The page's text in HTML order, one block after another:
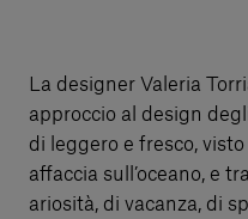
La designer Valeria
approccio al design
di leggero e fresco,
affaccia sull’oceano, e
ariosità, di vacanza, di